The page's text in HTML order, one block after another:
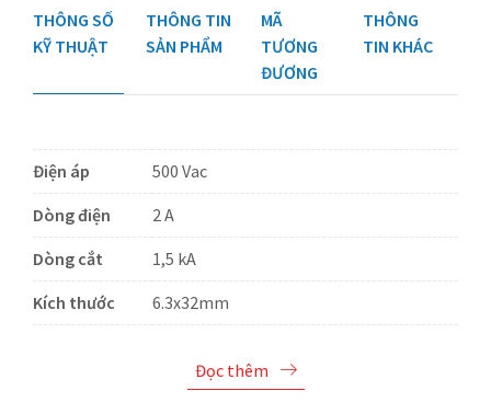
THÔNG SỐ
KỸ THUẬT
THÔNG TIN
SẢN PHẨM
MÃ
TƯƠNG
ĐƯƠNG
THÔNG
TIN KHÁC
Điện áp
500 Vac
Dòng điện
2 A
Dòng cắt
1,5 kA
Kích thước
6.3x32mm
Đọc thêm